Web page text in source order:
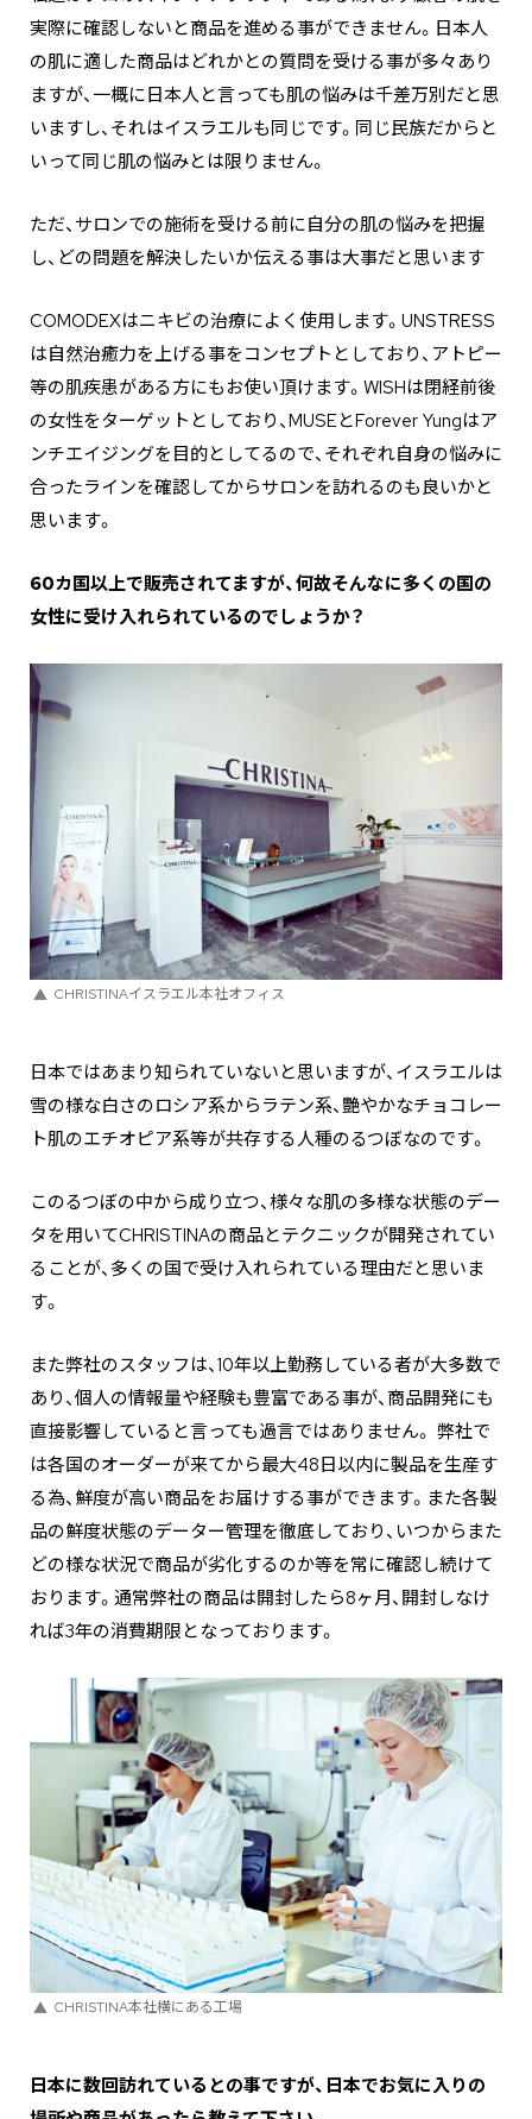
実際に確認しないと商品を進める事ができません。日本人
の肌に適した商品はどれかとの質問を受ける事が多々あり
ますが、一概に日本人と言っても肌の悩みは千差万別だと思
いますし、それはイスラエルも同じです。同じ民族だからと
いって同じ肌の悩みとは限りません。
ただ、サロンでの施術を受ける前に自分の肌の悩みを把握
し、どの問題を解決したいか伝える事は大事だと思います
COMODEXはニキビの治療によく使用します。UNSTRESS
は自然治癒力を上げる事をコンセプトとしており、アトピー
等の肌疾患がある方にもお使い頂けます。WISHは閉経前後
の女性をターゲットとしており、MUSEとForever Yungはア
ンチエイジングを目的としてるので、それぞれ自身の悩みに
合ったラインを確認してからサロンを訪れるのも良いかと
思います。
―――60カ国以上で販売されてますが、何故そんなに多くの国の
女性に受け入れられているのでしょうか？
CHRISTINAイスラエル本社オフィス
日本ではあまり知られていないと思いますが、イスラエルは
雪の様な白さのロシア系からラテン系、艷やかなチョコレー
ト肌のエチオピア系等が共存する人種のるつぼなのです。
このるつぼの中から成り立つ、様々な肌の多様な状態のデー
タを用いてCHRISTINAの商品とテクニックが開発されてい
ることが、多くの国で受け入れられている理由だと思いま
す。
また弊社のスタッフは、10年以上勤務している者が大多数で
あり、個人の情報量や経験も豊富である事が、商品開発にも
直接影響していると言っても過言ではありません。 弊社で
は各国のオーダーが来てから最大48日以内に製品を生産す
る為、鮮度が高い商品をお届けする事ができます。また各製
品の鮮度状態のデーター管理を徹底しており、いつからまた
どの様な状況で商品が劣化するのか等を常に確認し続けて
おります。通常弊社の商品は開封したら8ヶ月、開封しなけ
れば3年の消費期限となっております。
CHRISTINA本社横にある工場
―――日本に数回訪れているとの事ですが、日本でお気に入りの